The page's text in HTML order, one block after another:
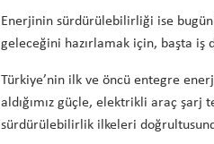
Enerjinin sürdürülebilirliği ise
geleceğini hazırlamak için, başta iş
Türkiye’nin ilk ve öncü entegre
aldığımız güçle, elektrikli araç şarj
sürdürülebilirlik ilkeleri